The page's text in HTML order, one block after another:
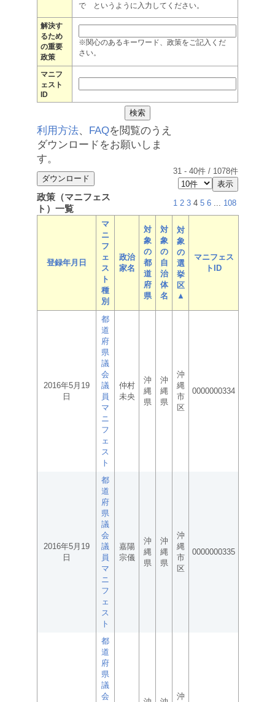
で というように入力してください。
解決す
るため
の重要
政策
※関心のあるキーワード、政策をご記入くだ
さい。
マニフ
ェスト
ID
利用方法、 FAQを閲覧のうえ
ダウンロードをお願いしま
す。
31 - 40件 / 1078件
政策（マニフェス
ト）一覧
1 2 3 4 5 6 ... 108
登録年月日
マ
ニ
フ
ェ
ス
ト
種
別
政治
家名
対
象
の
都
道
府
県
対
象
の
自
治
体
名
対
象
の
選
挙
区
▲
マニフェス
トID
2016年5月19
日
都
道
府
県
議
会
議
員
マ
ニ
フ
ェ
ス
ト
仲村
未央
沖
縄
県
沖
縄
県
沖
縄
市
区
0000000334
2016年5月19
日
都
道
府
県
議
会
議
員
マ
ニ
フ
ェ
ス
ト
嘉陽
宗儀
沖
縄
県
沖
縄
県
沖
縄
市
区
0000000335
都
道
府
県
議
会
沖